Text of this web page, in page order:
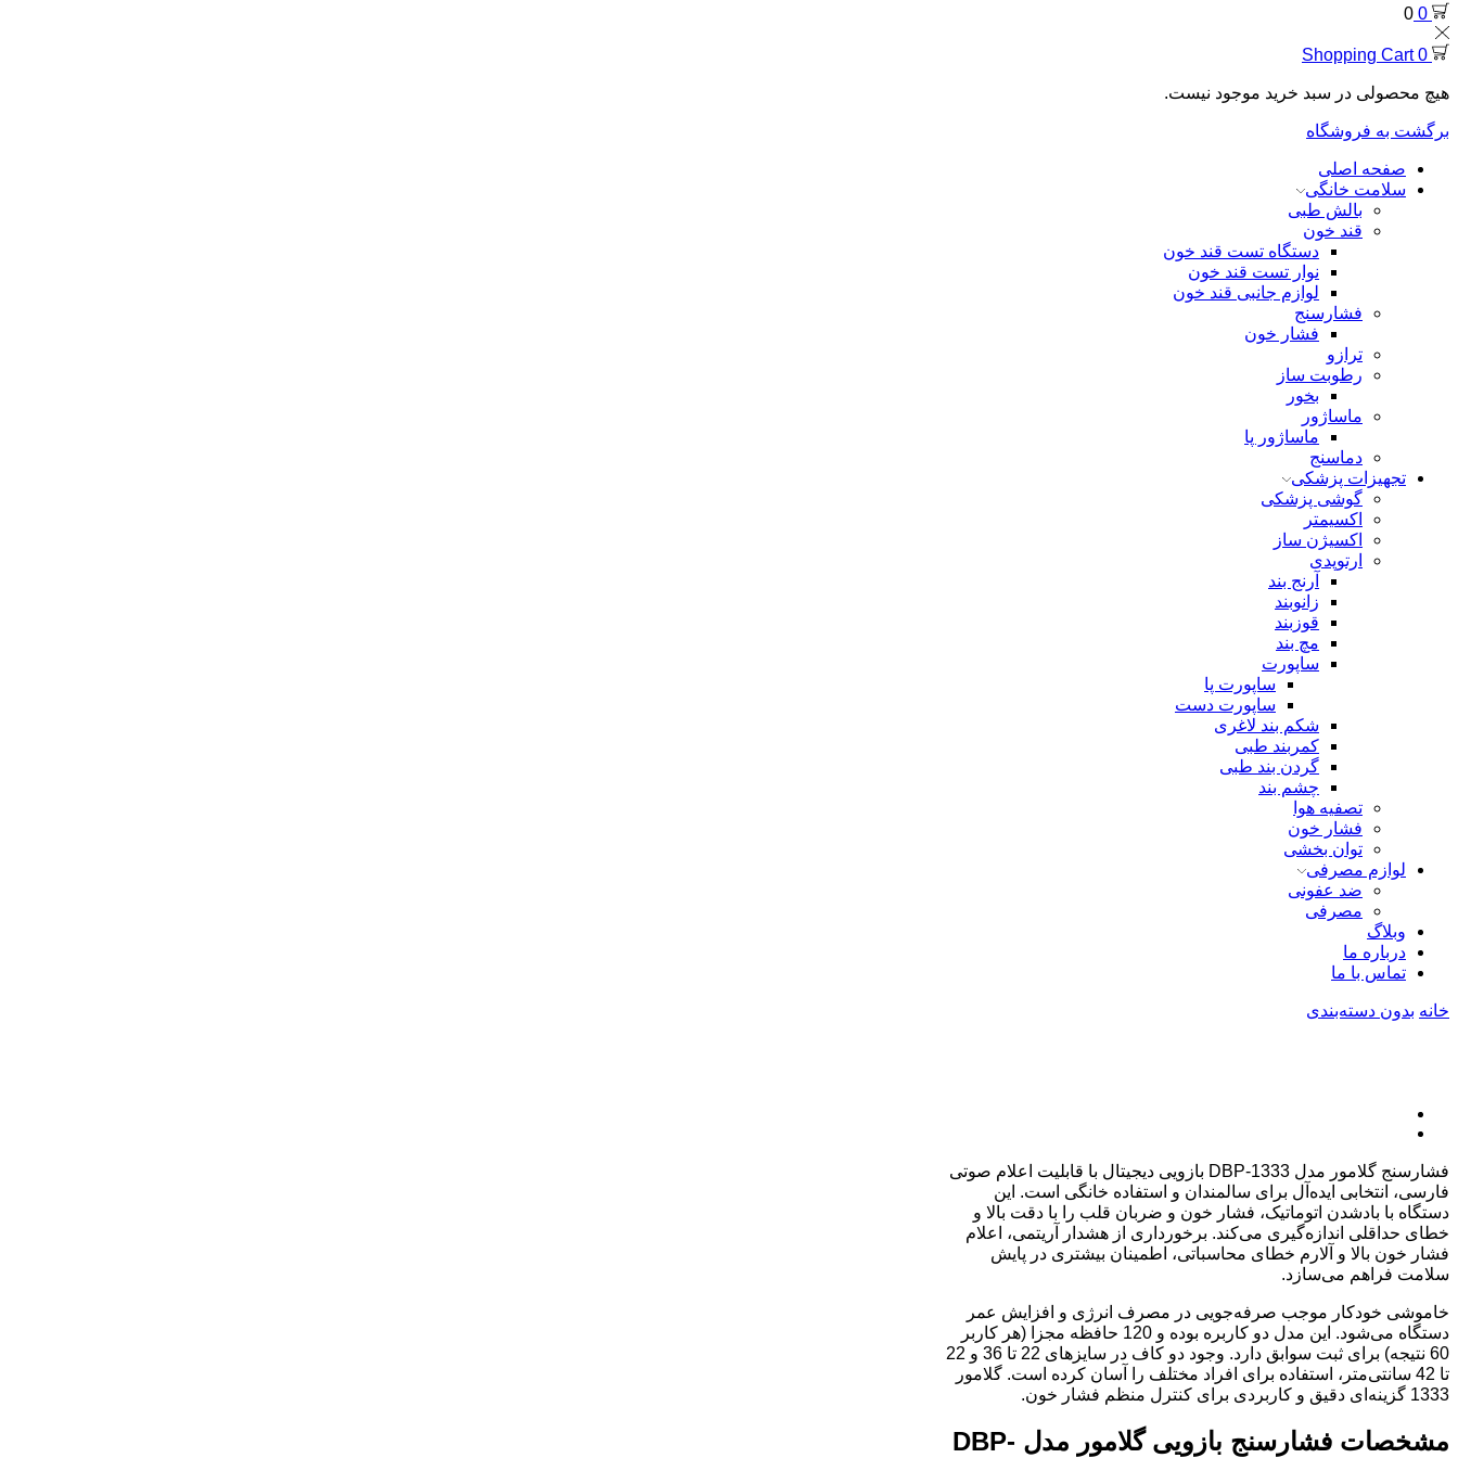
0
0
0
Shopping Cart
هیچ محصولی در سبد خرید موجود نیست.
برگشت به فروشگاه
صفحه اصلی
سلامت خانگی
بالش طبی
قند خون
دستگاه تست قند خون
نوار تست قند خون
لوازم جانبی قند خون
فشارسنج
فشار خون
ترازو
رطوبت ساز
بخور
ماساژور
ماساژور پا
دماسنج
تجهیزات پزشکی
گوشی پزشکی
اکسیمتر
اکسیژن ساز
ارتوپدی
آرنج بند
زانوبند
قوزبند
مچ بند
ساپورت
ساپورت پا
ساپورت دست
شکم بند لاغری
کمربند طبی
گردن بند طبی
چشم بند
تصفیه هوا
فشار خون
توان بخشی
لوازم مصرفی
ضد عفونی
مصرفی
وبلاگ
درباره ما
تماس با ما
خانه بدون دسته‌بندی
فشارسنج گلامور مدل DBP-1333 بازویی دیجیتال با قابلیت اعلام صوتی
فارسی، انتخابی ایده‌آل برای سالمندان و استفاده خانگی است. این
دستگاه با بادشدن اتوماتیک، فشار خون و ضربان قلب را با دقت بالا و
خطای حداقلی اندازه‌گیری می‌کند. برخورداری از هشدار آریتمی، اعلام
فشار خون بالا و آلارم خطای محاسباتی، اطمینان بیشتری در پایش
سلامت فراهم می‌سازد.
خاموشی خودکار موجب صرفه‌جویی در مصرف انرژی و افزایش عمر
دستگاه می‌شود. این مدل دو کاربره بوده و 120 حافظه مجزا (هر کاربر
60 نتیجه) برای ثبت سوابق دارد. وجود دو کاف در سایزهای 22 تا 36 و 22
تا 42 سانتی‌متر، استفاده برای افراد مختلف را آسان کرده است. گلامور
1333 گزینه‌ای دقیق و کاربردی برای کنترل منظم فشار خون.
مشخصات فشارسنج بازویی گلامور مدل DBP-